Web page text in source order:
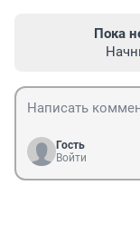
Пока
Гость
Войти